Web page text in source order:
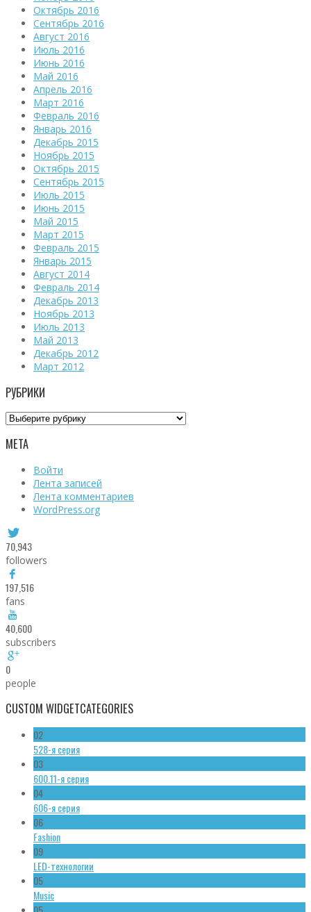
Октябрь 2016
Сентябрь 2016
Август 2016
Июль 2016
Июнь 2016
Май 2016
Апрель 2016
Март 2016
Февраль 2016
Январь 2016
Декабрь 2015
Ноябрь 2015
Октябрь 2015
Сентябрь 2015
Июль 2015
Июнь 2015
Май 2015
Март 2015
Февраль 2015
Январь 2015
Август 2014
Февраль 2014
Декабрь 2013
Ноябрь 2013
Июль 2013
Май 2013
Декабрь 2012
Март 2012
РУБРИКИ
Рубрики
МЕТА
Войти
Лента записей
Лента комментариев
WordPress.org
70,943
followers
197,516
fans
40,600
subscribers
0
people
CUSTOM WIDGETCATEGORIES
02
528-я серия
03
600.11-я серия
04
606-я серия
06
Fashion
09
LED-технологии
05
Music